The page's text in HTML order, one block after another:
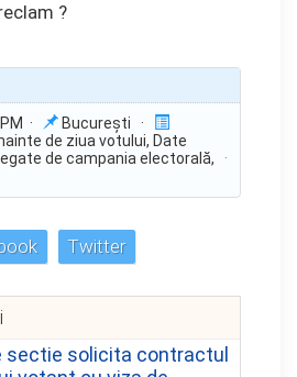
?
·
București ·
de ziua votului, Date
de campania electorală,
·
Twitter
sectie solicita contractul